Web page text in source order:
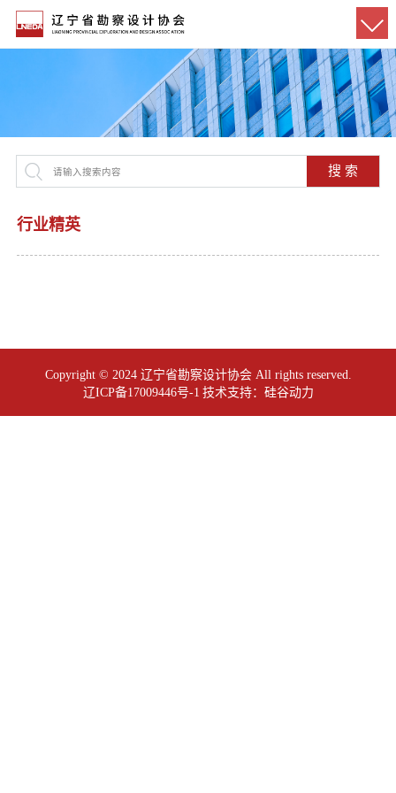
搜 索
行业精英
Copyright © 2024 辽宁省勘察设计协会 All rights reserved.
辽ICP备17009446号-1 技术支持： 硅谷动力